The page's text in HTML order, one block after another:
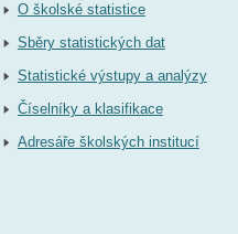
O školské statistice
Sběry statistických dat
Statistické výstupy a analýzy
Číselníky a klasifikace
Adresáře školských institucí